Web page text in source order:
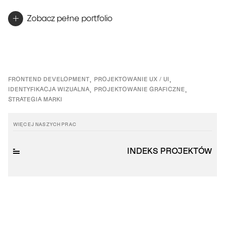
+ Zobacz pełne portfolio
FRONTEND DEVELOPMENT
PROJEKTOWANIE UX / UI
IDENTYFIKACJA WIZUALNA
PROJEKTOWANIE GRAFICZNE
STRATEGIA MARKI
WIĘCEJ NASZYCH PRAC
INDEKS PROJEKTÓW